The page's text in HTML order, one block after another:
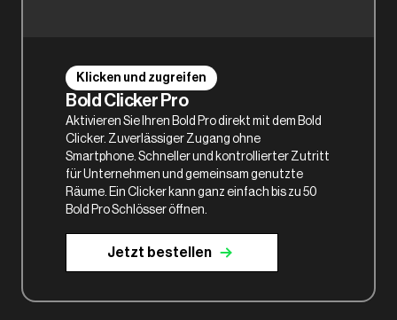
Klicken und zugreifen
Bold Clicker Pro
Aktivieren Sie Ihren Bold Pro direkt mit dem Bold
Clicker. Zuverlässiger Zugang ohne
Smartphone. Schneller und kontrollierter Zutritt
für Unternehmen und gemeinsam genutzte
Räume. Ein Clicker kann ganz einfach bis zu 50
Bold Pro Schlösser öffnen.
Jetzt bestellen